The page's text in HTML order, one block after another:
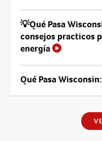
💡Qué Pasa
consejos practicos
energía
Qué Pasa